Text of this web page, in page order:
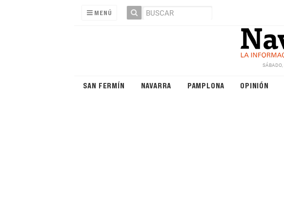
MENÚ
SAN FERMÍN NAVARRA PAMPLONA OPINIÓN